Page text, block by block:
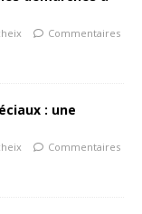
Commentaires
: une
Commentaires